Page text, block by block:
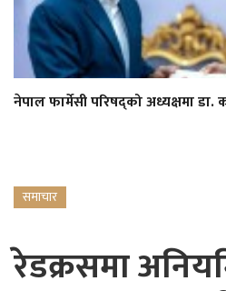
नेपाल फार्मेसी परिषद्को अध्यक्षमा
समाचार
रेडक्रसमा